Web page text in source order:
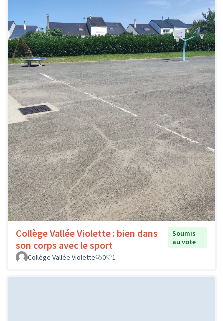
Collège Vallée Violette : bien dans
son corps avec le sport
Soumis
au vote
Collège Vallée Violette
0 1